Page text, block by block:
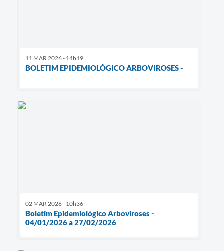
11 MAR 2026 - 14h19
BOLETIM EPIDEMIOLÓGICO ARBOVIROSES -
02 MAR 2026 - 10h36
Boletim Epidemiológico Arboviroses -
04/01/2026 a 27/02/2026